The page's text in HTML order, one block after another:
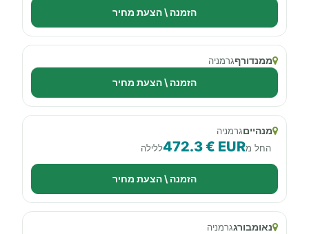
הזמנה \ הצעת מחיר
ממנדורףגרמניה
הזמנה \ הצעת מחיר
מנהייםגרמניה
החל מ472.3 € EURללילה
הזמנה \ הצעת מחיר
נאומבורגגרמניה